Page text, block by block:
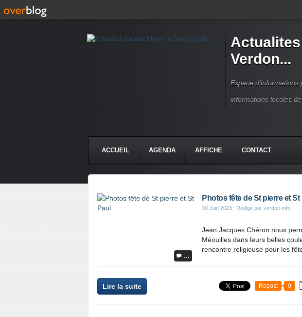
Verdon...
Espace d'informations
informations locales
ACCUEIL AGENDA AFFICHE CONTACT
…
Photos fête de St pierre et St
30 Juin 2023 , Rédigé par verdon-info
Jean Jacques Chéron nous
Méouilles dans leurs belles
rencontre religieuse pour les
Lire la suite Repost 0